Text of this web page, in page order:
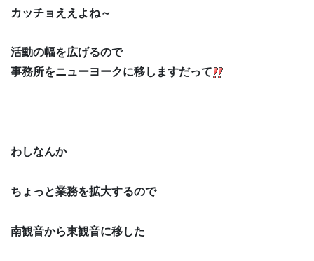
カッチョええよね～
活動の幅を広げるので
事務所をニューヨークに移しますだって
わしなんか
ちょっと業務を拡大するので
南観音から東観音に移した